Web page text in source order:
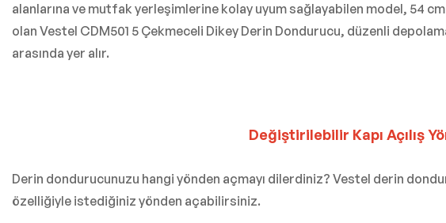
alanlarına ve mutfak yerleşimlerine kolay uyum sağlayabilen model, 54
olan Vestel CDM501 5 Çekmeceli Dikey Derin Dondurucu, düzenli
arasında yer alır.
Değiştirilebilir Kapı Açılış
Derin dondurucunuzu hangi yönden açmayı dilerdiniz? Vestel derin
özelliğiyle istediğiniz yönden açabilirsiniz.